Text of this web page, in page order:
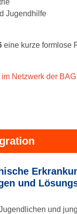
Jugendhilfe
eine kurze formlose
Netzwerk der
und
und